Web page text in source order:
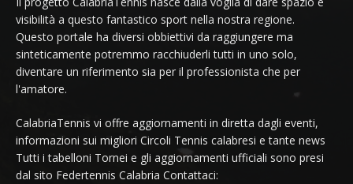
visibilità a questo fantastico sport nella nostra regione.
Questo portale ha diversi obbiettivi da raggiungere ma
sinteticamente potremmo racchiuderli tutti in uno solo,
diventare un riferimento sia per il professionista che per
l'amatore.
CalabriaTennis vi offre aggiornamenti in diretta dagli eventi,
informazioni sui migliori Circoli Tennis calabresi e tante news
Tutti i tabelloni Tornei e gli aggiornamenti ufficiali sono presi
dal sito Federtennis Calabria Contattaci: